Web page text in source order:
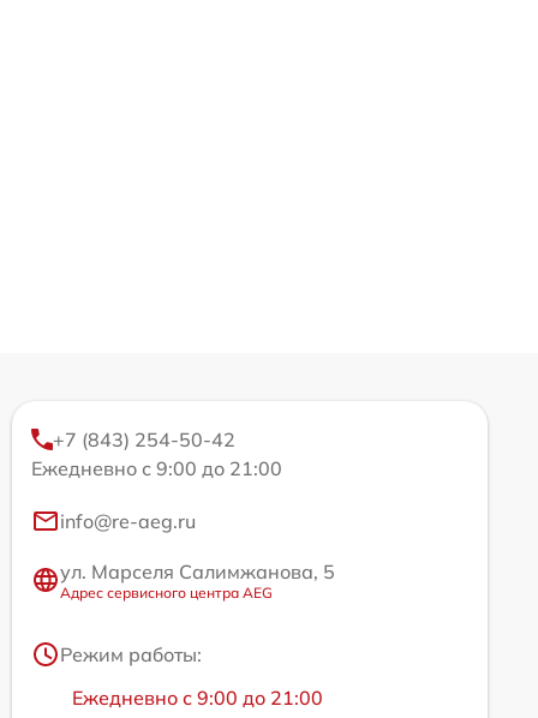
+7 (843) 254-50-42
Ежедневно с 9:00 до 21:00
info@re-aeg.ru
ул. Марселя Салимжанова, 5
Адрес сервисного центра AEG
Режим работы:
Ежедневно с 9:00 до 21:00